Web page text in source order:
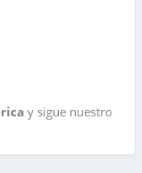
y sigue nuestro